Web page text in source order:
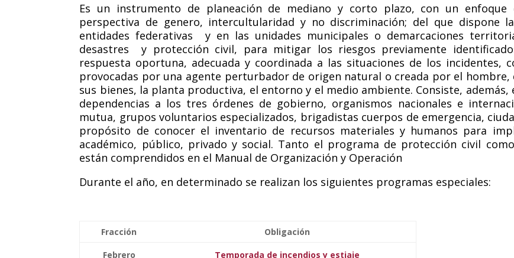
Es un instrumento de planeación de mediano y corto plazo, con un enfoque
perspectiva de genero, intercultularidad y no discriminación; del que dispone
entidades federativas y en las unidades municipales o demarcaciones
desastres y protección civil, para mitigar los riesgos previamente
respuesta oportuna, adecuada y coordinada a las situaciones de los incidentes,
provocadas por una agente perturbador de origen natural o creada por el
sus bienes, la planta productiva, el entorno y el medio ambiente. Consiste,
dependencias a los tres órdenes de gobierno, organismos nacionales e
mutua, grupos voluntarios especializados, brigadistas cuerpos de emergencia,
propósito de conocer el inventario de recursos materiales y humanos para
académico, público, privado y social. Tanto el programa de protección civil
están comprendidos en el Manual de Organización y Operación
Durante el año, en determinado se realizan los siguientes programas especiales:
Fracción Obligación
Febrero Temporada de incendios y estiaje